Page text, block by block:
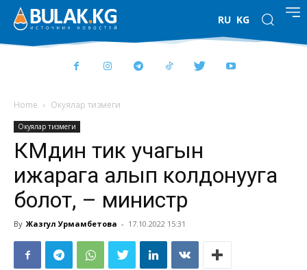
RU KG
Home Окуялар тизмеги
Окуялар тизмеги
ӨКМдин тик учагын
ижарага алып колдонууга
болот, – министр
By Жазгул Урмамбетова - 17.10.2022 15:31